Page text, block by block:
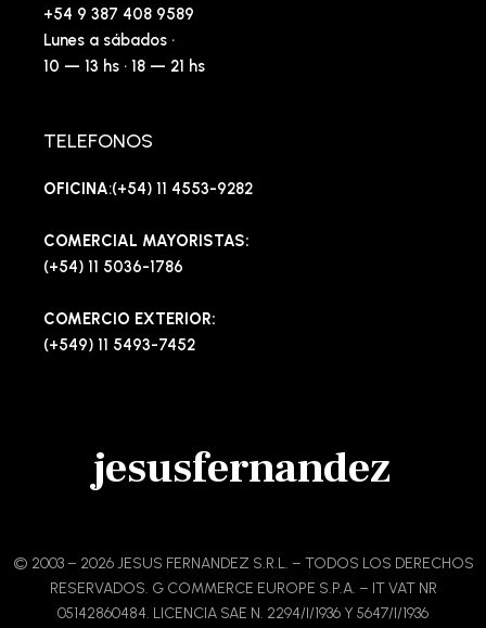
+54 9 387 408 9589
Lunes a sábados ·
10 — 13 hs · 18 — 21 hs
TELEFONOS
OFICINA:(+54) 11 4553-9282
COMERCIAL MAYORISTAS:
(+54) 11 5036-1786
COMERCIO EXTERIOR:
(+549) 11 5493-7452
jesusfernandez
© 2003 – 2026 JESUS FERNANDEZ S.R.L. – TODOS LOS DERECHOS
RESERVADOS. G COMMERCE EUROPE S.P.A. – IT VAT NR
05142860484. LICENCIA SAE N. 2294/I/1936 Y 5647/I/1936